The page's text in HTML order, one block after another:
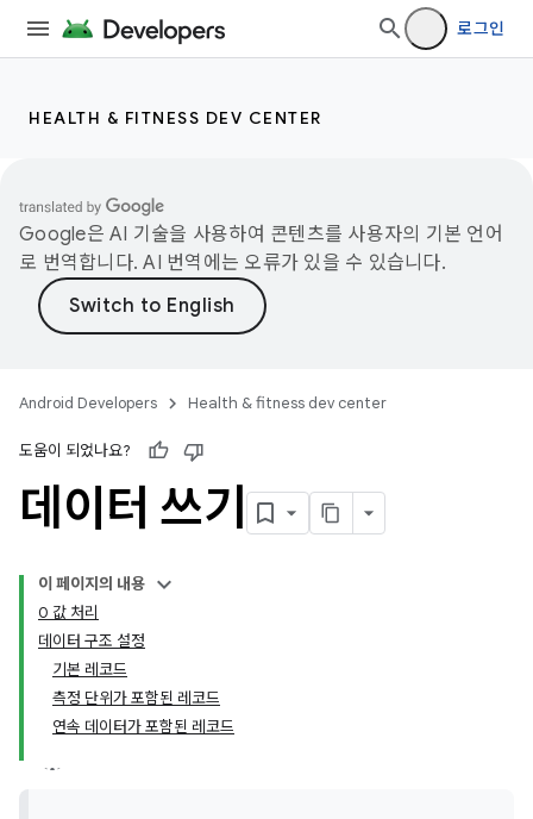
로그인
HEALTH & FITNESS DEV CENTER
Google은 AI 기술을 사용하여 콘텐츠를 사용자의 기본 언어
로 번역합니다. AI 번역에는 오류가 있을 수 있습니다.
Android Developers Health & fitness dev center
도움이 되었나요?
데이터 쓰기
이 페이지의 내용
0 값 처리
데이터 구조 설정
기본 레코드
측정 단위가 포함된 레코드
연속 데이터가 포함된 레코드